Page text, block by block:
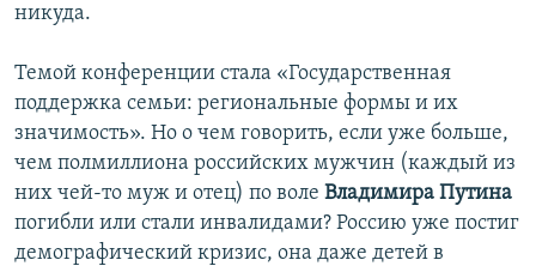
никуда.
Темой конференции стала «Государственная
поддержка семьи: региональные формы и их
значимость». Но о чем говорить, если уже больше,
чем полмиллиона российских мужчин (каждый из
них чей-то муж и отец) по воле Владимира Путина
погибли или стали инвалидами? Россию уже постиг
демографический кризис, она даже детей в